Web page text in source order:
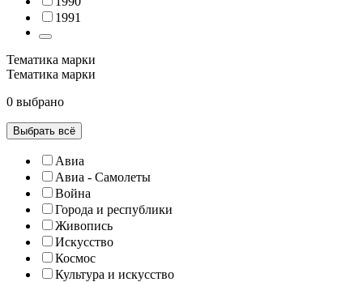
1991
Тематика марки
Тематика марки
0 выбрано
Выбрать всё
Авиа
Авиа - Самолеты
Война
Города и республики
Живопись
Искусство
Космос
Культура и искусство